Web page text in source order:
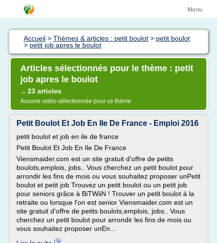
Menu
Accueil > Thèmes & articles : petit boulot > petit boulot
> petit job apres le boulot
Articles sélectionnés pour le thème : petit
job apres le boulot
→ 23 articles
Aucune vidéo sélectionnée pour ce thème
Petit Boulot Et Job En Ile De France - Emploi 2016
petit boulot et job en ile de france
Petit Boulot Et Job En Ile De France
Viensmaider.com est un site gratuit d'offre de petits
boulots,emplois, jobs.. Vous cherchez un petit boulot pour
arrondir les fins de mois ou vous souhaitez proposer unPetit
boulot et petit job Trouvez un petit boulot ou un petit job
pour seniors grâce à BiTWiiN ! Trouver un petit boulot à la
retraite ou lorsque l'on est senior Viensmaider.com est un
site gratuit d'offre de petits boulots,emplois, jobs.. Vous
cherchez un petit boulot pour arrondir les fins de mois ou
vous souhaitez proposer unEn...